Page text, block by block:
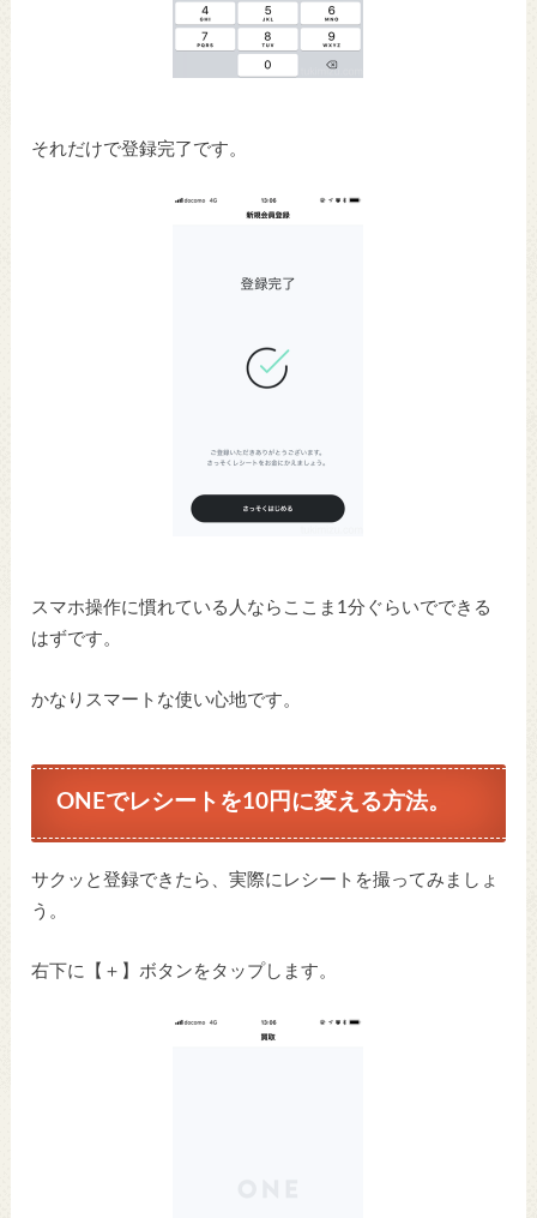
それだけで登録完了です。
スマホ操作に慣れている人ならここま1分ぐらいでできる
はずです。
かなりスマートな使い心地です。
ONEでレシートを10円に変える方法。
サクッと登録できたら、実際にレシートを撮ってみましょ
う。
右下に【＋】ボタンをタップします。